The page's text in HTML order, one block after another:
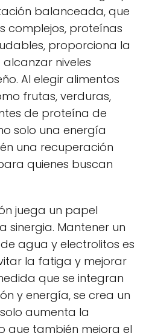
balanceada, que
complejos, proteínas
proporciona la
niveles
Al elegir alimentos
frutas, verduras,
de proteína de
solo una energía
una recuperación
quienes buscan
juega un papel
sinergia. Mantener un
agua y electrolitos es
la fatiga y mejorar
que se integran
y energía, se crea un
aumenta la
que también mejora el